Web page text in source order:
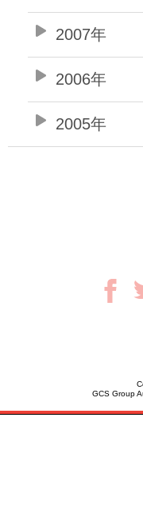
2007年
2006年
2005年
GCS Group